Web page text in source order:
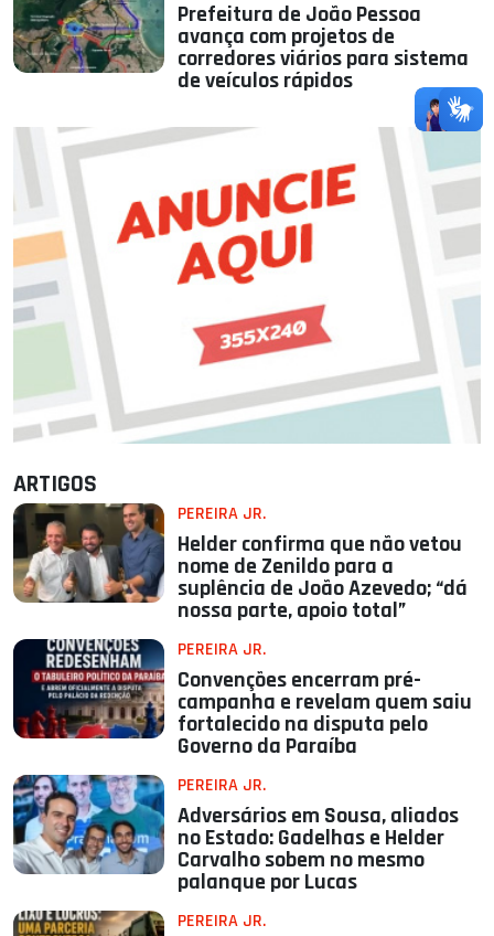
Prefeitura de João Pessoa
avança com projetos de
corredores viários para sistema
de veículos rápidos
ARTIGOS
PEREIRA JR.
Helder confirma que não vetou
nome de Zenildo para a
suplência de João Azevedo; “dá
nossa parte, apoio total”
PEREIRA JR.
Convenções encerram pré-
campanha e revelam quem saiu
fortalecido na disputa pelo
Governo da Paraíba
PEREIRA JR.
Adversários em Sousa, aliados
no Estado: Gadelhas e Helder
Carvalho sobem no mesmo
palanque por Lucas
PEREIRA JR.